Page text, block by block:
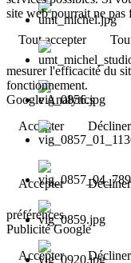
site web pourrait ne pas
Tout accepter
mesurer l'efficacité du
fonctionnement.
Google Analytics
Accepter
Décliner
Accepter
Décliner
préférences.
Publicité Google
Accepter
Décliner